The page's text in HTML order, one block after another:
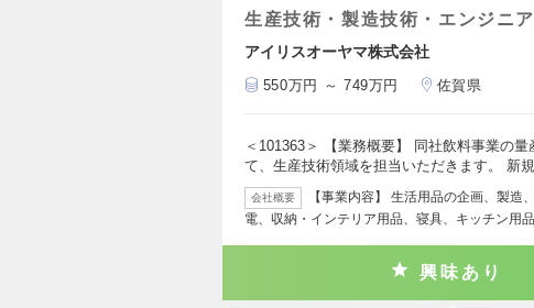
生産技術・製造技術・エンジニ
アイリスオーヤマ株式会社
550万円 ～ 749万円 佐賀県
＜101363＞ 【業務概要】 同社飲料事業の
て、生産技術領域を担当いただきます。 新
会社概要
【事業内容】 生活用品の企画、製造
電、収納・インテリア用品、寝具、キッチン用
興味あり